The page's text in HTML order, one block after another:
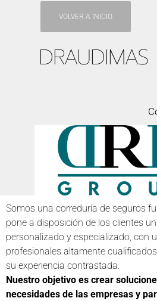
VOLVER A INICIO
Somos una correduría de seguros
pone a disposición de los clientes
personalizado y especializado, con
profesionales altamente
su experiencia contrastada.
Nuestro objetivo es crear
necesidades de las empresas y